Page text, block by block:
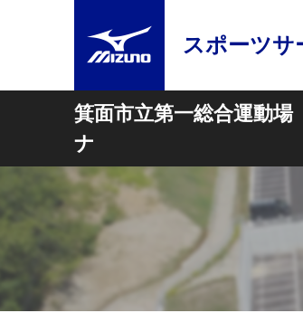
スポーツサ
箕面市立第一総合運動
ナ